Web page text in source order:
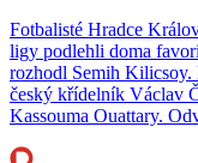
Fotbalisté Hradce
ligy podlehli doma
rozhodl Semih Kilicsoy.
český křídelník Václav
Kassouma Ouattary.